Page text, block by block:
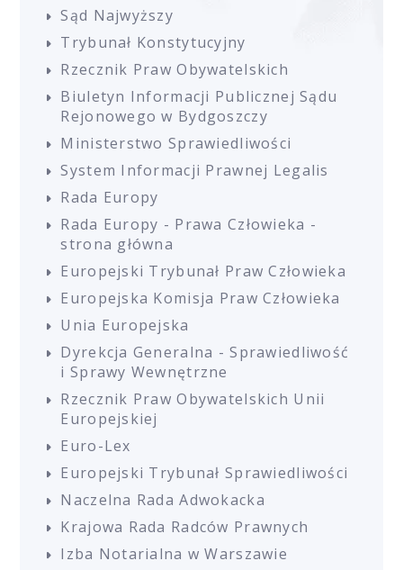
Sąd Najwyższy
Trybunał Konstytucyjny
Rzecznik Praw Obywatelskich
Biuletyn Informacji Publicznej Sądu
Rejonowego w Bydgoszczy
Ministerstwo Sprawiedliwości
System Informacji Prawnej Legalis
Rada Europy
Rada Europy - Prawa Człowieka -
strona główna
Europejski Trybunał Praw Człowieka
Europejska Komisja Praw Człowieka
Unia Europejska
Dyrekcja Generalna - Sprawiedliwość
i Sprawy Wewnętrzne
Rzecznik Praw Obywatelskich Unii
Europejskiej
Euro-Lex
Europejski Trybunał Sprawiedliwości
Naczelna Rada Adwokacka
Krajowa Rada Radców Prawnych
Izba Notarialna w Warszawie